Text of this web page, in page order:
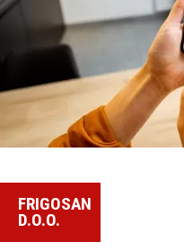
FRIGOSAN
D.O.O.